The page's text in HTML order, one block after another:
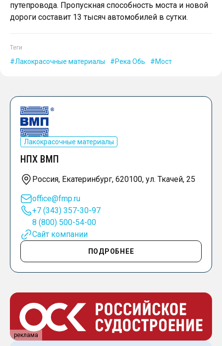
путепровода. Пропускная способность моста и новой
дороги составит 13 тысяч автомобилей в сутки.
Теги
Лакокрасочные материалы Река Обь Мост
Лакокрасочные материалы
НПХ ВМП
Россия, Екатеринбург, 620100, ул. Ткачей, 25
office@fmp.ru
+7 (343) 357-30-97
8 (800) 500-54-00
Сайт компании
ПОДРОБНЕЕ
реклама